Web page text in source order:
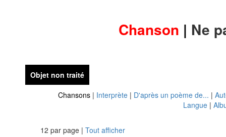
Chanson | Ne
Objet non traité
Chansons | Interprète | D'après un poème de... |
Langue |
12 par page | Tout afficher